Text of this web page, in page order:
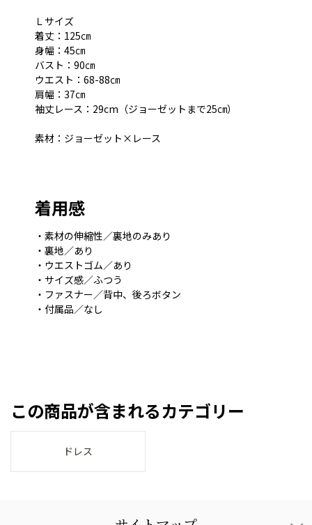
Ｌサイズ
着丈：125㎝
身幅：45㎝
バスト：90㎝
ウエスト：68-88㎝
肩幅：37㎝
袖丈レース：29cm（ジョーゼットまで25㎝）
素材：ジョーゼット×レース
着用感
・素材の伸縮性／裏地のみあり
・裏地／あり
・ウエストゴム／あり
・サイズ感／ふつう
・ファスナー／背中、後ろボタン
・付属品／なし
この商品が含まれるカテゴリー
ドレス